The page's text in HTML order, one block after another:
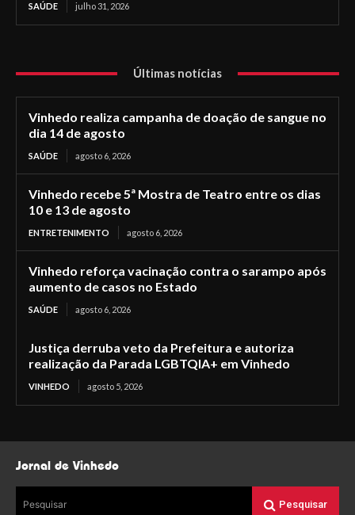
SAÚDE julho 31, 2026
Últimas notícias
Vinhedo realiza campanha de doação de sangue no
dia 14 de agosto
SAÚDE agosto 6, 2026
Vinhedo recebe 5ª Mostra de Teatro entre os dias
10 e 13 de agosto
ENTRETENIMENTO agosto 6, 2026
Vinhedo reforça vacinação contra o sarampo após
aumento de casos no Estado
SAÚDE agosto 6, 2026
Justiça derruba veto da Prefeitura e autoriza
realização da Parada LGBTQIA+ em Vinhedo
VINHEDO agosto 5, 2026
Jornal de Vinhedo
Pesquisar Pesquisar